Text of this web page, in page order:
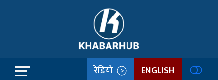
रेडियो ENGLISH